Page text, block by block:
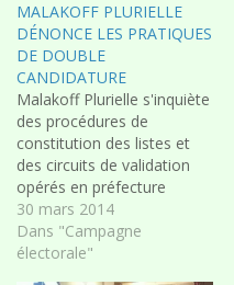
MALAKOFF PLURIELLE
DÉNONCE LES PRATIQUES
DE DOUBLE
CANDIDATURE
Malakoff Plurielle s'inquiète
des procédures de
constitution des listes et
des circuits de validation
opérés en préfecture
Malakoff Plurielle déplore,
en tant que signataire de la
charte Anticor, les
30 mars 2014
Dans "Campagne
électorale"